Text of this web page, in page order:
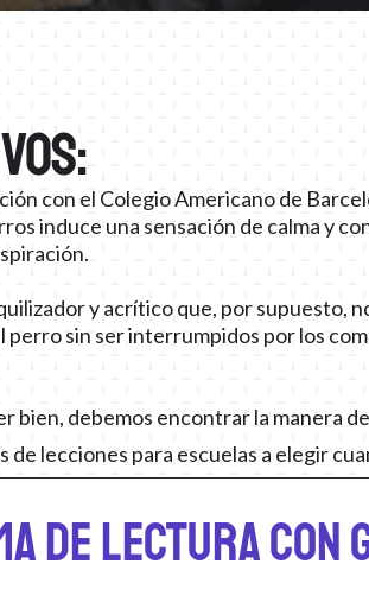
con el Colegio Americano de
induce una sensación de calma y
y acrítico que, por supuesto,
sin ser interrumpidos por los
bien, debemos encontrar la manera
de lecciones para escuelas a elegir
de lectura con